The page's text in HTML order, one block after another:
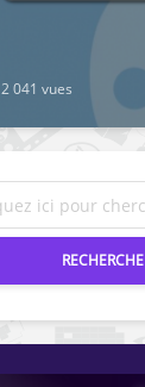
2 041 vues
RECHERCHE